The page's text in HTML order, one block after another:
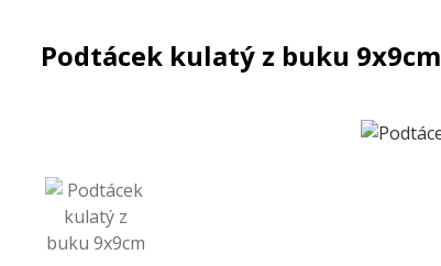
Podtácek kulatý z buku 9x9cm